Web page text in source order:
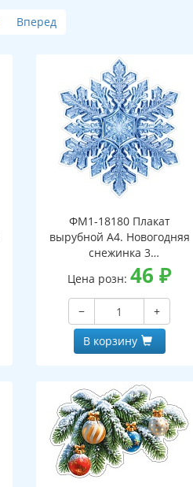
Вперед
ФМ1-18180 Плакат
вырубной А4. Новогодняя
снежинка 3
(двухсторонний, ВД-лак)
Цена розн:46₽
−
+
В корзину